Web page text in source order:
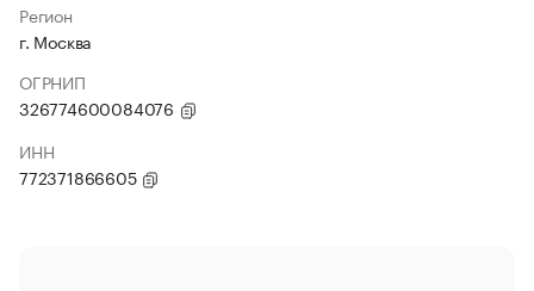
Регион
г. Москва
ОГРНИП
326774600084076
ИНН
772371866605